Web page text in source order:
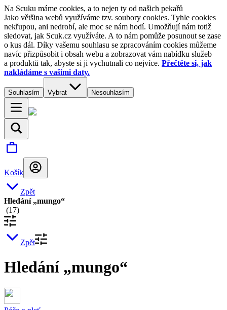
Na Scuku máme cookies, a to nejen ty od našich pekařů
Jako většina webů využíváme tzv. soubory cookies. Tyhle cookies
nekřupou, ani nedrobí, ale moc se nám hodí. Umožňují nám totiž
sledovat, jak Scuk.cz využíváte. A to nám pomůže posunout se zase
o kus dál. Díky vašemu souhlasu se zpracováním cookies můžeme
navíc přizpůsobit i obsah webu a zobrazovat vám nabídku služeb
a produktů tak, abyste si ji vychutnali co nejvíce. Přečtěte si, jak
nakládáme s vašimi daty.
Souhlasím Vybrat Nesouhlasím
Košík
Zpět
Hledání „mungo“
(17)
Zpět
Hledání „mungo“